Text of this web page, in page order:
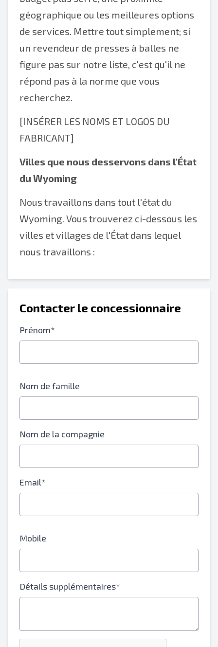
géographique ou les meilleures options
de services. Mettre tout simplement; si
un revendeur de presses à balles ne
figure pas sur notre liste, c'est qu'il ne
répond pas à la norme que vous
recherchez.
[INSÉRER LES NOMS ET LOGOS DU
FABRICANT]
Villes que nous desservons dans l'État
du Wyoming
Nous travaillons dans tout l'état du
Wyoming. Vous trouverez ci-dessous les
villes et villages de l'État dans lequel
nous travaillons :
Contacter le concessionnaire
Prénom*
Nom de famille
Nom de la compagnie
Email*
Mobile
Détails supplémentaires*